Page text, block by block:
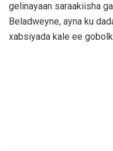
gelinayaan saraakiisha
Beladweyne, ayna ku
xabsiyada kale ee